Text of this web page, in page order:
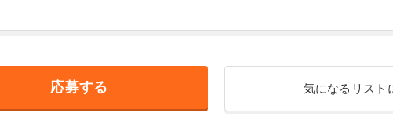
応募する 気になるリスト